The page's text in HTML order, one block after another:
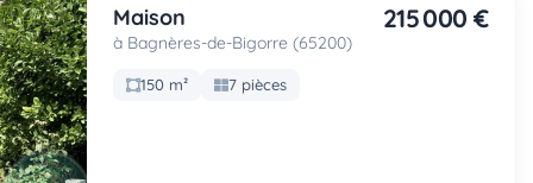
Maison
à Bagnères-de-Bigorre (65200)
215 000 €
150 m² 7 pièces